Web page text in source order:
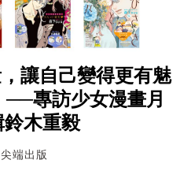
，讓自己變得更有魅
──專訪少女漫畫月
鈴木重毅
端出版